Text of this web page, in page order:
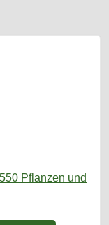
Pflanzen und